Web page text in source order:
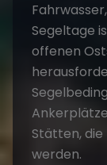
Segeltage
offenen
Stätten,
werden.